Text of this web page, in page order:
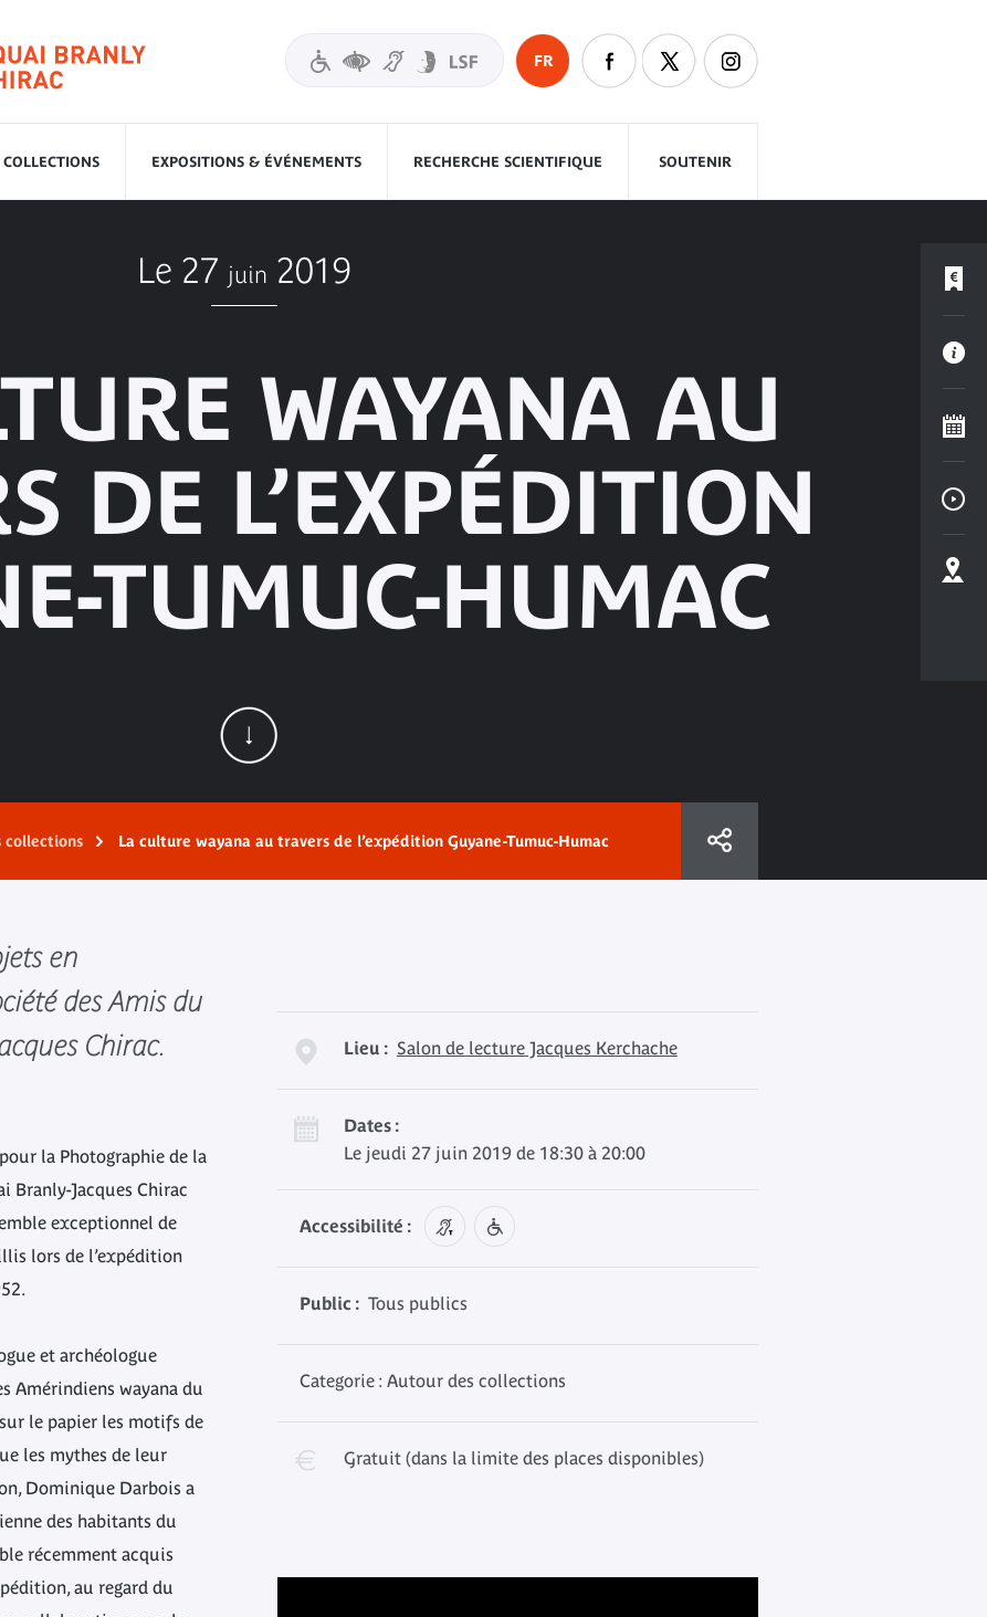
FR
COLLECTIONS EXPOSITIONS & ÉVÉNEMENTS RECHERCHE SCIENTIFIQUE SOUTENIR
Le 27 juin 2019
WAYANA AU
DE L’EXPÉDITION
TUMUC-HUMAC
collections La culture wayana au travers de l’expédition Guyane-Tumuc-Humac
en
des Amis du
Chirac.
la Photographie de la
Branly-Jacques Chirac
exceptionnel de
lors de l’expédition
et archéologue
Amérindiens wayana du
le papier les motifs de
les mythes de leur
Dominique Darbois a
des habitants du
récemment acquis
au regard du
Lieu : Salon de lecture Jacques Kerchache
Dates :
Le jeudi 27 juin 2019 de 18:30 à 20:00
Accessibilité :
Public : Tous publics
Categorie : Autour des collections
Gratuit (dans la limite des places disponibles)